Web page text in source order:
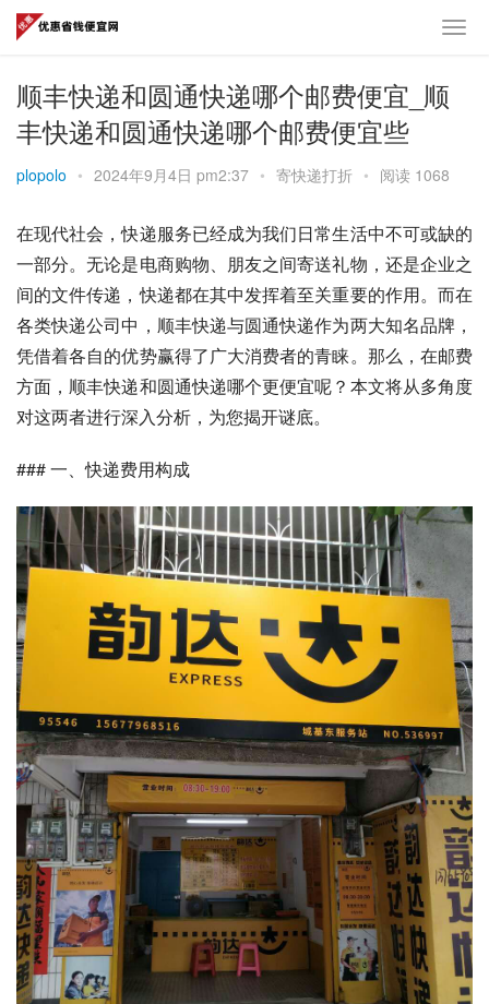
顺丰快递和圆通快递哪个邮费便宜_顺
丰快递和圆通快递哪个邮费便宜些
plopolo • 2024年9月4日 pm2:37 • 寄快递打折 • 阅读 1068
在现代社会，快递服务已经成为我们日常生活中不可或缺的
一部分。无论是电商购物、朋友之间寄送礼物，还是企业之
间的文件传递，快递都在其中发挥着至关重要的作用。而在
各类快递公司中，顺丰快递与圆通快递作为两大知名品牌，
凭借着各自的优势赢得了广大消费者的青睐。那么，在邮费
方面，顺丰快递和圆通快递哪个更便宜呢？本文将从多角度
对这两者进行深入分析，为您揭开谜底。
### 一、快递费用构成